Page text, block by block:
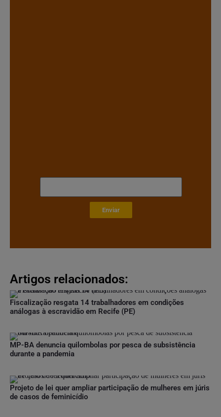
Enviar
Artigos relacionados:
Fiscalização resgata 14 trabalhadores em condições
análogas à escravidão em Recife (PE)
MP-BA denuncia quilombolas por pesca de subsistência
durante a pandemia
Projeto de lei quer ampliar participação de mulheres em júris
de casos de feminicídio